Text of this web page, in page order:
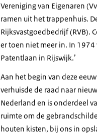
Vereniging van Eigenaren
ramen uit het trappenhuis.
Rijksvastgoedbedrijf (RVB).
er toen niet meer in. In
Patentlaan in Rijswijk.’
Aan het begin van deze
verhuisde de raad naar
Nederland en is onderdeel
ruimte om de
houten kisten, bij ons in